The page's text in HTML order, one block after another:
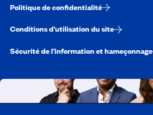
Politique de confidentialité
Conditions d’utilisation du site
Sécurité de l’information et hameçonnage